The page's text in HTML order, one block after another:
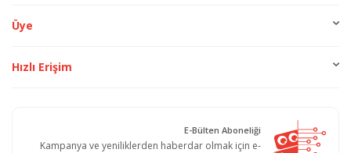
Üye
Hızlı Erişim
E-Bülten Aboneliği
Kampanya ve yeniliklerden haberdar olmak için e-